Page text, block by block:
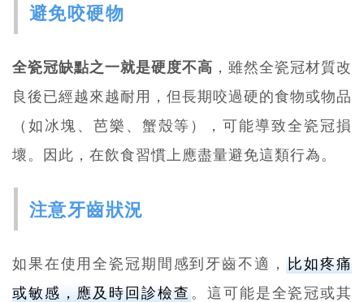
避免咬硬物
全瓷冠缺點之一就是硬度不高 ，雖然全瓷冠材質改
良後已經越來越耐用，但長期咬過硬的食物或物品
（如冰塊、芭樂、蟹殼等），可能導致全瓷冠損
壞。因此，在飲食習慣上應盡量避免這類行為。
注意牙齒狀況
如果在使用全瓷冠期間感到牙齒不適， 比如疼痛
或敏感，應及時回診檢查 。這可能是全瓷冠或其